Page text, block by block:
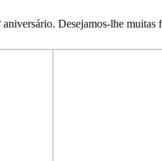
Desejamos-lhe muitas